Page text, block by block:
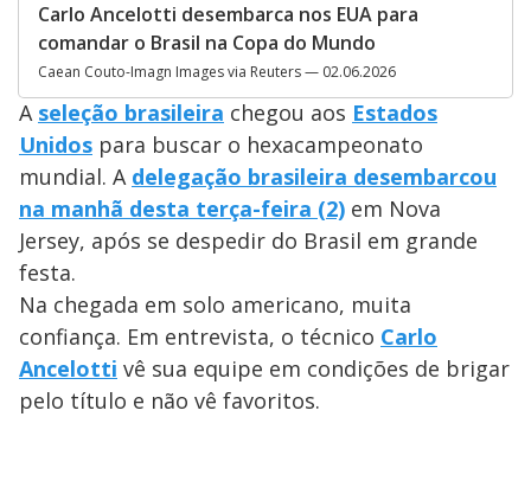
Carlo Ancelotti desembarca nos EUA para
comandar o Brasil na Copa do Mundo
Caean Couto-Imagn Images via Reuters — 02.06.2026
A seleção brasileira chegou aos Estados
Unidos para buscar o hexacampeonato
mundial. A delegação brasileira desembarcou
na manhã desta terça-feira (2) em Nova
Jersey, após se despedir do Brasil em grande
festa.
Na chegada em solo americano, muita
confiança. Em entrevista, o técnico Carlo
Ancelotti vê sua equipe em condições de brigar
pelo título e não vê favoritos.